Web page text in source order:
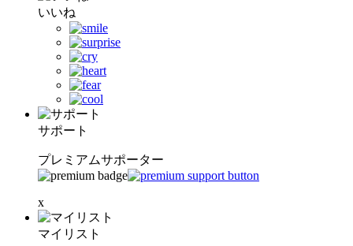
いいね
サポート
プレミアムサポーター
x
マイリスト